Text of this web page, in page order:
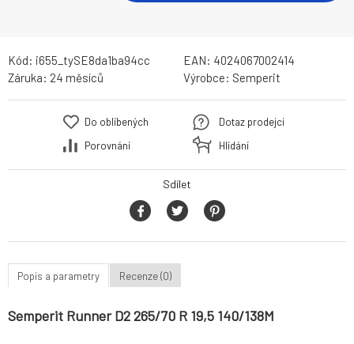
Kód: i655_tySE8da1ba94cc EAN: 4024067002414
Záruka: 24 měsíců Výrobce: Semperit
Do oblíbených
Porovnání
Dotaz prodejci
Hlídání
Sdílet
Popis a parametry Recenze (0)
Semperit Runner D2 265/70 R 19,5 140/138M